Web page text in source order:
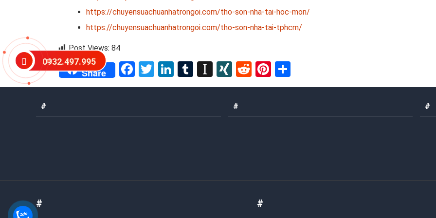
https://chuyensuachuanhatrongoi.com/tho-son-nha-tai-hoc-mon/
https://chuyensuachuanhatrongoi.com/tho-son-nha-tai-tphcm/
Post Views: 84
Share Facebook
TwitterLinkedIn
Tumblr
Instapaper
XINGRedditPinterest
# # #
# #
0932.497.995